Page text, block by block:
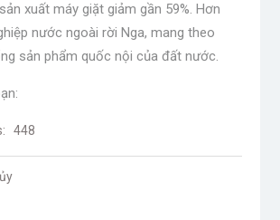
xuất máy giặt giảm gần 59%. Hơn
nước ngoài rời Nga, mang theo
sản phẩm quốc nội của đất nước.
448